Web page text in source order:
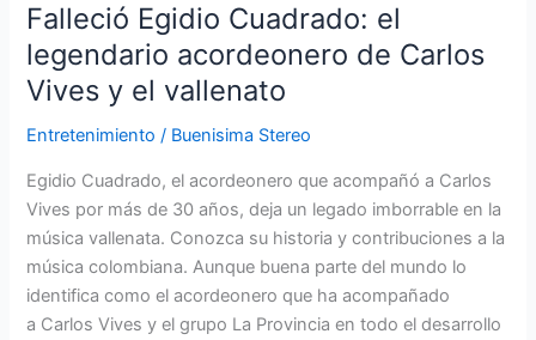
Falleció Egidio Cuadrado: el
legendario acordeonero de Carlos
Vives y el vallenato
Entretenimiento / Buenisima Stereo
Egidio Cuadrado, el acordeonero que acompañó a Carlos
Vives por más de 30 años, deja un legado imborrable en la
música vallenata. Conozca su historia y contribuciones a la
música colombiana. Aunque buena parte del mundo lo
identifica como el acordeonero que ha acompañado
a Carlos Vives y el grupo La Provincia en todo el desarrollo